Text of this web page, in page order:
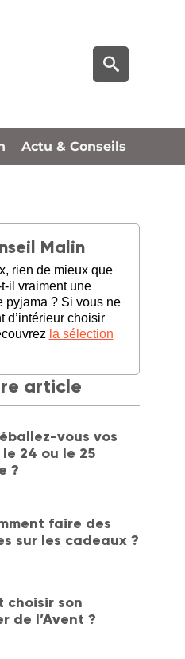
Actu & Conseils
Malin
rien de mieux que
il vraiment une
pyjama ? Si vous ne
d’intérieur choisir
la sélection
article
vous vos
24 ou le 25
?
faire des
sur les cadeaux ?
choisir son
de l’Avent ?